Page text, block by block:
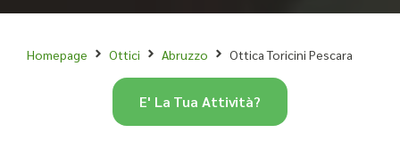
Homepage Ottici Abruzzo Ottica Toricini Pescara
E' La Tua Attività?